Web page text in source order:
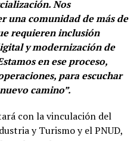
Nos
una comunidad de más de
requieren inclusión
y modernización de
en ese proceso,
para escuchar
camino”.
con la vinculación del
y Turismo y el PNUD,